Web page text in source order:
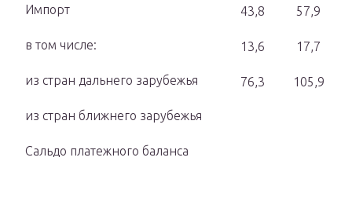
Импорт
в том числе:
из стран дальнего зарубежья
из стран ближнего зарубежья
Сальдо платежного баланса
43,8
13,6
76,3
57,9
17,7
105,9